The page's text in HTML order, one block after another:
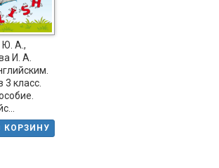
А.,
И. А.
3 класс.
КОРЗИНУ